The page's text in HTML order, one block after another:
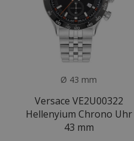
Ø 43 mm
Versace VE2U00322
Hellenyium Chrono Uhr
43 mm